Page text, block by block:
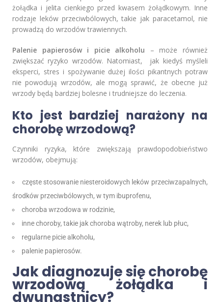
żołądka i jelita cienkiego przed kwasem żołądkowym. Inne
rodzaje leków przeciwbólowych, takie jak paracetamol, nie
prowadzą do wrzodów trawiennych.
Palenie papierosów i picie alkoholu – może również
zwiększać ryzyko wrzodów. Natomiast, jak kiedyś myśleli
eksperci, stres i spożywanie dużej ilości pikantnych potraw
nie powodują wrzodów, ale mogą sprawić, że obecne już
wrzody będą bardziej bolesne i trudniejsze do leczenia.
Kto jest bardziej narażony na
chorobę wrzodową?
Czynniki ryzyka, które zwiększają prawdopodobieństwo
wrzodów, obejmują:
częste stosowanie niesteroidowych leków przeciwzapalnych,
środków przeciwbólowych, w tym ibuprofenu,
choroba wrzodowa w rodzinie,
inne choroby, takie jak choroba wątroby, nerek lub płuc,
regularne picie alkoholu,
palenie papierosów.
Jak diagnozuje się chorobę
wrzodową żołądka i
dwunastnicy?